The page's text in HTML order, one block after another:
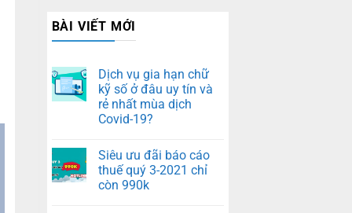
BÀI VIẾT MỚI
Dịch vụ gia hạn chữ
kỹ số ở đâu uy tín và
rẻ nhất mùa dịch
Covid-19?
Siêu ưu đãi báo cáo
thuế quý 3-2021 chỉ
còn 990k